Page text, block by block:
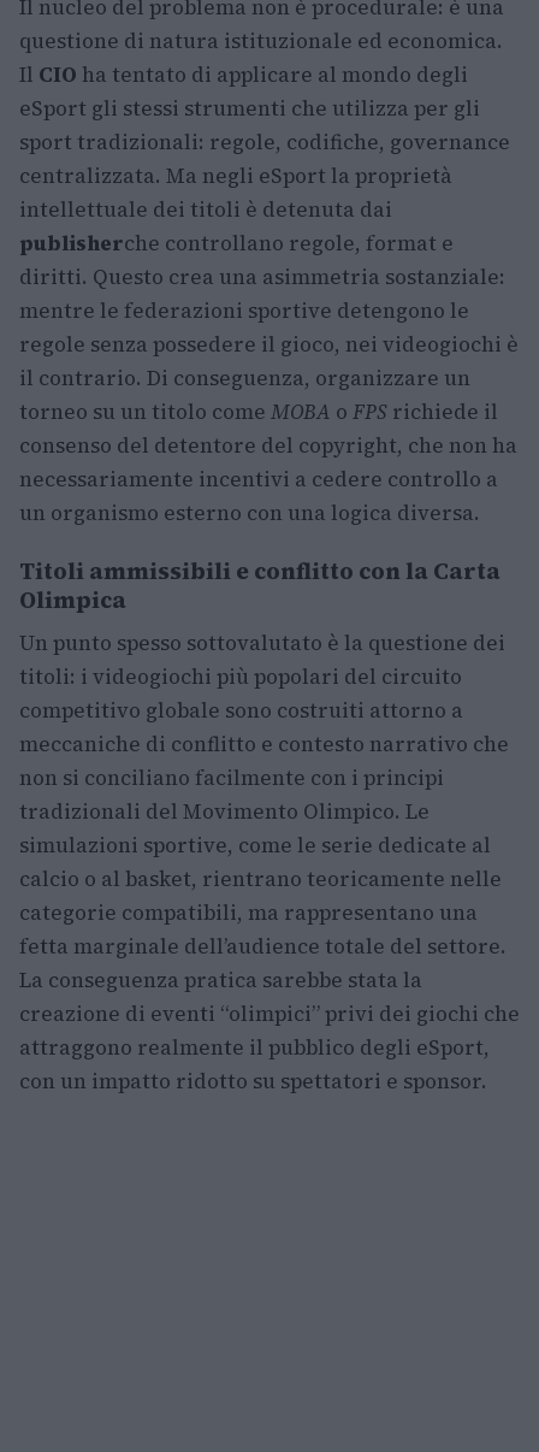
Il nucleo del problema non è procedurale: è una
questione di natura istituzionale ed economica.
Il CIO ha tentato di applicare al mondo degli
eSport gli stessi strumenti che utilizza per gli
sport tradizionali: regole, codifiche, governance
centralizzata. Ma negli eSport la proprietà
intellettuale dei titoli è detenuta dai
publisherche controllano regole, format e
diritti. Questo crea una asimmetria sostanziale:
mentre le federazioni sportive detengono le
regole senza possedere il gioco, nei videogiochi è
il contrario. Di conseguenza, organizzare un
torneo su un titolo come MOBA o FPS richiede il
consenso del detentore del copyright, che non ha
necessariamente incentivi a cedere controllo a
un organismo esterno con una logica diversa.
Titoli ammissibili e conflitto con la Carta
Olimpica
Un punto spesso sottovalutato è la questione dei
titoli: i videogiochi più popolari del circuito
competitivo globale sono costruiti attorno a
meccaniche di conflitto e contesto narrativo che
non si conciliano facilmente con i principi
tradizionali del Movimento Olimpico. Le
simulazioni sportive, come le serie dedicate al
calcio o al basket, rientrano teoricamente nelle
categorie compatibili, ma rappresentano una
fetta marginale dell’audience totale del settore.
La conseguenza pratica sarebbe stata la
creazione di eventi “olimpici” privi dei giochi che
attraggono realmente il pubblico degli eSport,
con un impatto ridotto su spettatori e sponsor.